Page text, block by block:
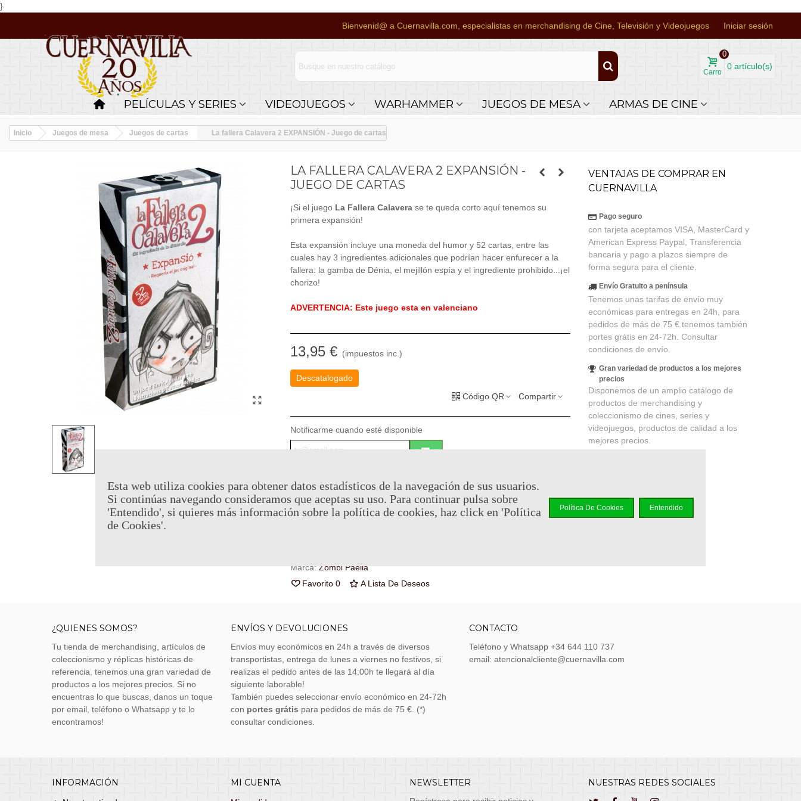
}
Bienvenid@ a Cuernavilla.com, especialistas en merchandising de Cine, Televisión y Videojuegos Iniciar sesión
Carro
0
0 artículo(s)
PELÍCULAS Y SERIES VIDEOJUEGOS WARHAMMER JUEGOS DE MESA ARMAS DE CINE
Inicio Juegos de mesa Juegos de cartas La fallera Calavera 2 EXPANSIÓN - Juego de cartas
LA FALLERA CALAVERA 2 EXPANSIÓN -
JUEGO DE CARTAS
¡Si el juegoLa Fallera Calaverase te queda corto aquí tenemos su
primera expansión!
Esta expansión incluye una moneda del humor y 52 cartas, entre las
cuales hay 3 ingredientes adicionales que podrían hacer enfurecer a la
fallera: la gamba de Dénia, el mejillón espía y el ingrediente prohibido...¡el
chorizo!
ADVERTENCIA: Este juego esta en valenciano
13,95 € (impuestos inc.)
Descatalogado
Código QR
Compartir
Notificarme cuando esté disponible
Al comprar este producto puedes juntar hasta6puntos de fidelidad
cesta sera de6puntos de fidelidadque se puede convertir en un cupón
de € 0.04.
Marca: Zombi Paella
Favorito 0 A Lista De Deseos
VENTAJAS DE COMPRAR EN
CUERNAVILLA
Pago seguro
con tarjeta aceptamos VISA, MasterCard y
American Express Paypal, Transferencia
bancaria y pago a plazos siempre de
forma segura para el cliente.
Envío Gratuito a península
Tenemos unas tarifas de envío muy
económicas para entregas en 24h, para
pedidos de más de 75 € tenemos también
portes grátis en 24-72h. Consultar
condiciones de envío.
Gran variedad de productos a los mejores
precios
Disponemos de un amplio catálogo de
productos de merchandising y
coleccionismo de cines, series y
videojuegos, productos de calidad a los
mejores precios.
¿QUIENES SOMOS?
Tu tienda de merchandising, artículos de
coleccionismo y réplicas históricas de
referencia, tenemos una gran variedad de
productos a los mejores precios. Si no
encuentras lo que buscas, danos un toque
por email, teléfono o Whatsapp y te lo
encontramos!
ENVÍOS Y DEVOLUCIONES
Envíos muy económicos en 24h a través de diversos
transportistas, entrega de lunes a viernes no festivos, si
realizas el pedido antes de las 14:00h te llegará al día
siguiente laborable!
También puedes seleccionar envío económico en 24-72h
con portes grátis para pedidos de más de 75 €. (*)
consultar condiciones.
CONTACTO
Teléfono y Whatsapp +34 644 110 737
email: atencionalcliente@cuernavilla.com
INFORMACIÓN MI CUENTA NEWSLETTER NUESTRAS REDES SOCIALES
Esta web utiliza cookies para obtener datos estadísticos de la navegación de sus usuarios.
Si continúas navegando consideramos que aceptas su uso. Para continuar pulsa sobre
'Entendido', si quieres más información sobre la política de cookies, haz click en 'Política
de Cookies'.
Política De Cookies Entendido